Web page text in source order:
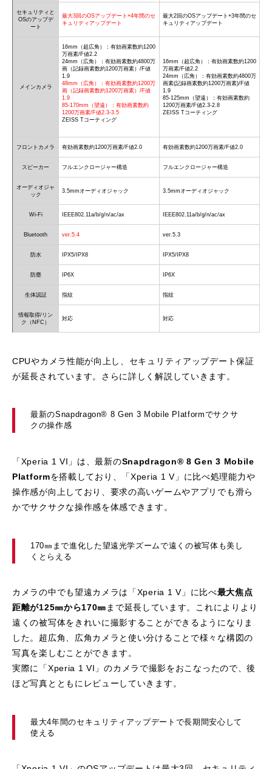
セキュリティと
OSのアップデ
ート
最大3回のOSアップデート+4年間のセ
キュリティアップデート
最大2回のOSアップデート+3年間のセ
キュリティアップデート
メインカメラ
16mm（超広角）：有効画素数約1200
万画素/F値2.2
24mm（広角）：有効画素数約4800万
画（記録画素数約1200万画素）/F値
1.9
48mm（広角）：有効画素数約1200万
画（記録画素数約1200万画素）/F値
1.9
85-170mm（望遠）：有効画素数約
1200万画素/F値2.3-3.5
ZEISS Tコーティング
16mm（超広角）：有効画素数約1200
万画素/F値2.2
24mm（広角）：有効画素数約4800万
画素(記録画素数約1200万画素)/F値
1.9
85-125mm（望遠）：有効画素数約
1200万画素/F値2.3-2.8
ZEISS Tコーティング
フロントカメラ 有効画素数約1200万画素/F値2.0 有効画素数約1200万画素/F値2.0
スピーカー フルエンクロージャー構造 フルエンクロージャー構造
オーディオジャ
ック
3.5mmオーディオジャック 3.5mmオーディオジャック
Wi-Fi IEEE802.11a/b/g/n/ac/ax IEEE802.11a/b/g/n/ac/ax
Bluetooth ver.5.4 ver.5.3
防水 IPX5/IPX8 IPX5/IPX8
防塵 IP6X IP6X
生体認証 指紋 指紋
情報取得/リン
ク（NFC）
対応 対応
CPUやカメラ性能が向上し、セキュリティアップデート保証
が延長されています。さらに詳しく解説していきます。
最新のSnapdragon® 8 Gen 3 Mobile Platformでサクサ
クの操作感
「Xperia 1 VI」は、最新のSnapdragon® 8 Gen 3 Mobile
Platformを搭載しており、「Xperia 1 V」に比べ処理能力や
操作感が向上しており、要求の高いゲームやアプリでも滑ら
かでサクサクな操作感を体感できます。
170㎜まで進化した望遠光学ズームで遠くの被写体も美し
くとらえる
カメラの中でも望遠カメラは「Xperia 1 V」に比べ最大焦点
距離が125㎜から170㎜まで延長しています。これによりより
遠くの被写体をきれいに撮影することができるようになりま
した。超広角、広角カメラと使い分けることで様々な構図の
写真を楽しむことができます。
実際に「Xperia 1 VI」のカメラで撮影をおこなったので、後
ほど写真とともにレビューしていきます。
最大4年間のセキュリティアップデートで長期間安心して
使える